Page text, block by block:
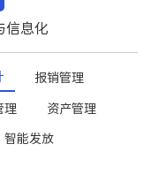
信息化
报销管理
理 资产管理
智能发放